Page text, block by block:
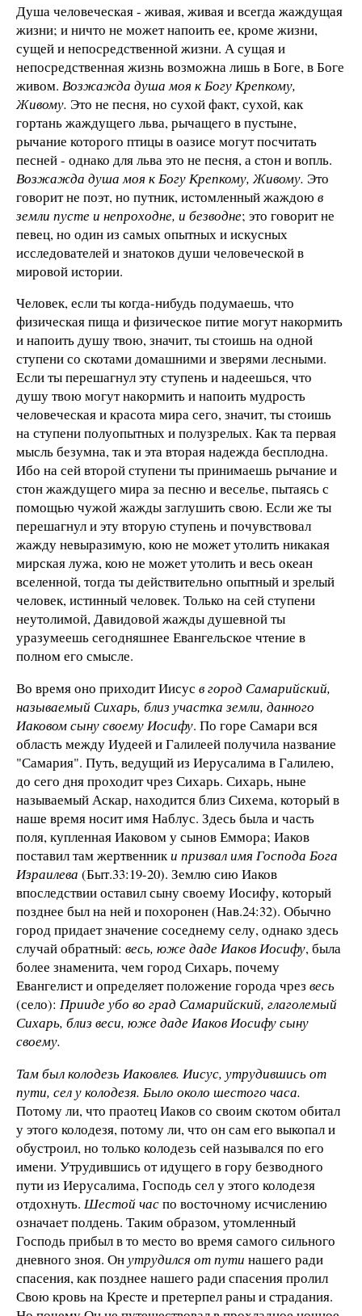
Душа человеческая - живая, живая и всегда жаждущая
жизни; и ничто не может напоить ее, кроме жизни,
сущей и непосредственной жизни. А сущая и
непосредственная жизнь возможна лишь в Боге, в Боге
живом. Возжажда душа моя к Богу Крепкому,
Живому. Это не песня, но сухой факт, сухой, как
гортань жаждущего льва, рычащего в пустыне,
рычание которого птицы в оазисе могут посчитать
песней - однако для льва это не песня, а стон и вопль.
Возжажда душа моя к Богу Крепкому, Живому. Это
говорит не поэт, но путник, истомленный жаждою в
земли пусте и непроходне, и безводне; это говорит не
певец, но один из самых опытных и искусных
исследователей и знатоков души человеческой в
мировой истории.
Человек, если ты когда-нибудь подумаешь, что
физическая пища и физическое питие могут накормить
и напоить душу твою, значит, ты стоишь на одной
ступени со скотами домашними и зверями лесными.
Если ты перешагнул эту ступень и надеешься, что
душу твою могут накормить и напоить мудрость
человеческая и красота мира сего, значит, ты стоишь
на ступени полуопытных и полузрелых. Как та первая
мысль безумна, так и эта вторая надежда бесплодна.
Ибо на сей второй ступени ты принимаешь рычание и
стон жаждущего мира за песню и веселье, пытаясь с
помощью чужой жажды заглушить свою. Если же ты
перешагнул и эту вторую ступень и почувствовал
жажду невыразимую, кою не может утолить никакая
мирская лужа, кою не может утолить и весь океан
вселенной, тогда ты действительно опытный и зрелый
человек, истинный человек. Только на сей ступени
неутолимой, Давидовой жажды душевной ты
уразумеешь сегодняшнее Евангельское чтение в
полном его смысле.
Во время оно приходит Иисус в город Самарийский,
называемый Сихарь, близ участка земли, данного
Иаковом сыну своему Иосифу. По горе Самари вся
область между Иудеей и Галилеей получила название
"Самария". Путь, ведущий из Иерусалима в Галилею,
до сего дня проходит чрез Сихарь. Сихарь, ныне
называемый Аскар, находится близ Сихема, который в
наше время носит имя Наблус. Здесь была и часть
поля, купленная Иаковом у сынов Еммора; Иаков
поставил там жертвенники призвал имя Господа Бога
Израилева (Быт.33:19-20). Землю сию Иаков
впоследствии оставил сыну своему Иосифу, который
позднее был на ней и похоронен (Нав.24:32). Обычно
город придает значение соседнему селу, однако здесь
случай обратный: весь, юже даде Иаков Иосифу, была
более знаменита, чем город Сихарь, почему
Евангелист и определяет положение города чрез весь
(село): Прииде убо во град Самарийский, глаголемый
Сихарь, близ веси, юже даде Иаков Иосифу сыну
своему.
Там был колодезь Иаковлев. Иисус, утрудившись от
пути, сел у колодезя. Было около шестого часа.
Потому ли, что праотец Иаков со своим скотом обитал
у этого колодезя, потому ли, что он сам его выкопал и
обустроил, но только колодезь сей назывался по его
имени. Утрудившись от идущего в гору безводного
пути из Иерусалима, Господь сел у этого колодезя
отдохнуть. Шестой часпо восточному исчислению
означает полдень. Таким образом, утомленный
Господь прибыл в то место во время самого сильного
дневного зноя. Онутрудился от пути нашего ради
спасения, как позднее нашего ради спасения пролил
Свою кровь на Кресте и претерпел раны и страдания.